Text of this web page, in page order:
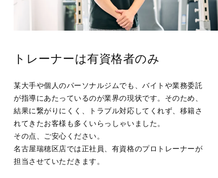
トレーナーは有資格者のみ
某大手や個人のパーソナルジムでも、バイトや業務委託
が指導にあたっているのが業界の現状です。そのため、
結果に繋がりにくく、トラブル対応してくれず、移籍さ
れてきたお客様も多くいらっしゃいました。
その点、ご安心ください。
名古屋瑞穂区店では正社員、有資格のプロトレーナーが
担当させていただきます。